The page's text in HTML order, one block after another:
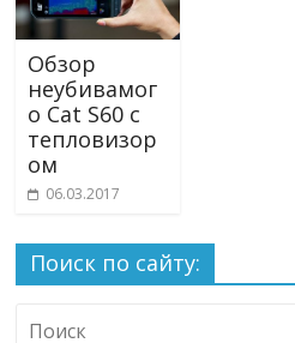
Обзор
неубивамог
о Cat S60 с
тепловизор
ом
06.03.2017
Поиск по сайту: